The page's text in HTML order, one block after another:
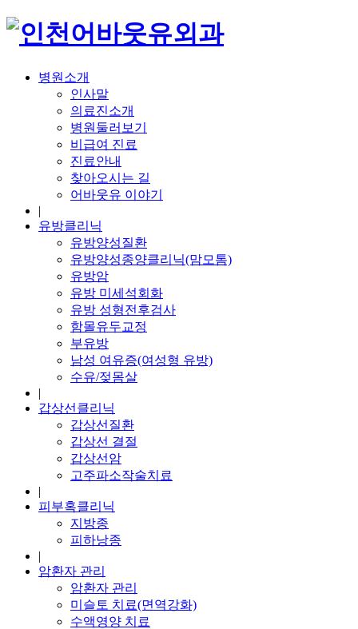
병원소개
인사말
의료진소개
병원둘러보기
비급여 진료
진료안내
찾아오시는 길
어바웃유 이야기
|
유방클리닉
유방양성질환
유방양성종양클리닉(맘모톰)
유방암
유방 미세석회화
유방 성형전후검사
함몰유두교정
부유방
남성 여유증(여성형 유방)
수유/젖몸살
|
갑상선클리닉
갑상선질환
갑상선 결절
갑상선암
고주파소작술치료
|
피부혹클리닉
지방종
피하낭종
|
암환자 관리
암환자 관리
미슬토 치료(면역강화)
수액영양 치료